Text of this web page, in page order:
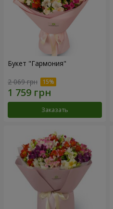
Букет "Гармония"
2 069 грн
Заказать